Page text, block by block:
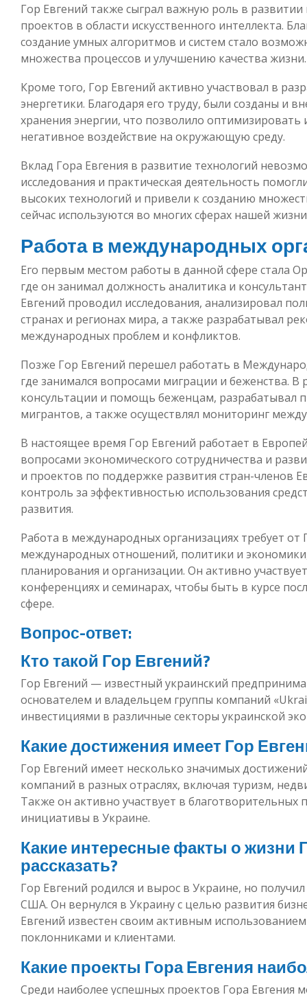
Гор Евгений также сыграл важную роль в
проектов в области искусственного интеллекта.
создание умных алгоритмов и систем стало
множества процессов и улучшению качества жизни.
Кроме того, Гор Евгений активно участвовал в
энергетики. Благодаря его труду, были созданы и
хранения энергии, что позволило оптимизировать
негативное воздействие на окружающую среду.
Вклад Гора Евгения в развитие технологий
исследования и практическая деятельность
высоких технологий и привели к созданию
сейчас используются во многих сферах нашей
Работа в международных
Его первым местом работы в данной сфере стала
где он занимал должность аналитика и
Евгений проводил исследования, анализировал
странах и регионах мира, а также разрабатывал
международных проблем и конфликтов.
Позже Гор Евгений перешел работать в
где занимался вопросами миграции и беженства. В
консультации и помощь беженцам, разрабатывал
мигрантов, а также осуществлял мониторинг
В настоящее время Гор Евгений работает в
вопросами экономического сотрудничества и
и проектов по поддержке развития стран-членов
контроль за эффективностью использования
развития.
Работа в международных организациях требует от
международных отношений, политики и
планирования и организации. Он активно
конференциях и семинарах, чтобы быть в курсе
сфере.
Вопрос-ответ:
Кто такой Гор Евгений?
Гор Евгений — известный украинский
основателем и владельцем группы компаний
инвестициями в различные секторы украинской
Какие достижения имеет Гор
Гор Евгений имеет несколько значимых
компаний в разных отраслях, включая туризм,
Также он активно участвует в
инициативы в Украине.
Какие интересные факты о жизни
рассказать?
Гор Евгений родился и вырос в Украине, но
США. Он вернулся в Украину с целью развития
Евгений известен своим активным
поклонниками и клиентами.
Какие проекты Гора Евгения
Среди наиболее успешных проектов Гора Евгения